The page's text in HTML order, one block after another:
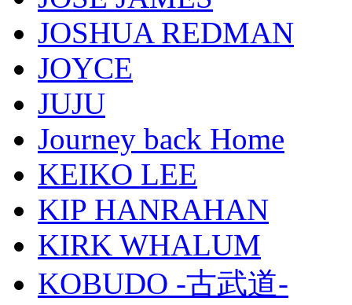
JOSHUA REDMAN
JOYCE
JUJU
Journey back Home
KEIKO LEE
KIP HANRAHAN
KIRK WHALUM
KOBUDO -古武道-